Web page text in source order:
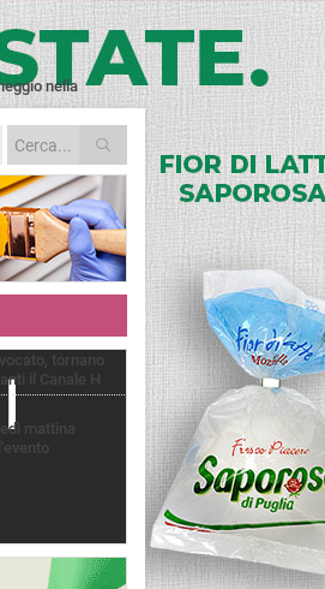
nella
Dagnello:
all'alba a Trani
nel mirino la
Nasce il servizio
tornano
il Canale H
mattina